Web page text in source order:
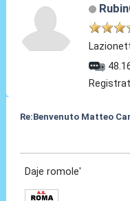
Re:Benvenuto Matteo
Daje romole'